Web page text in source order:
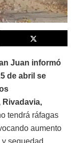
Juan informó
de abril se
Rivadavia,
tendrá ráfagas
aumento